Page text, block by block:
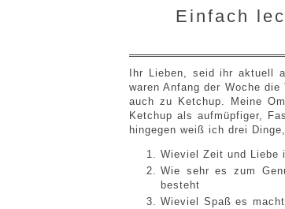
Einfach
Ihr Lieben, seid ihr aktuell
waren Anfang der Woche
auch zu Ketchup. Meine
Ketchup als aufmüpfiger,
hingegen weiß ich drei
Wieviel Zeit und Liebe
Wie sehr es zum
besteht
Wieviel Spaß es